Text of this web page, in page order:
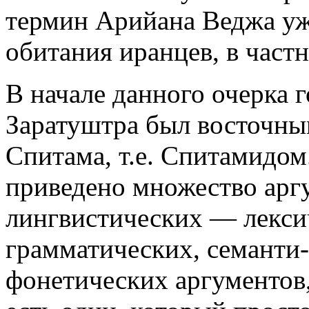
термин Арийана Веджа
обитания иранцев, в
В начале данного очерка
Заратуштра был
Спитама, т.е.
приведено множество
лингвистических —
грамматических,
фонетических